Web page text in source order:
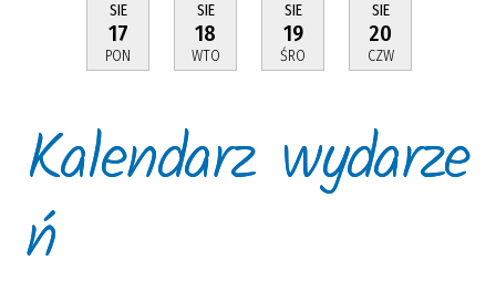
SIE
17
PON
SIE
18
WTO
SIE
19
ŚRO
SIE
20
CZW
Kalendarz wydarze
ń